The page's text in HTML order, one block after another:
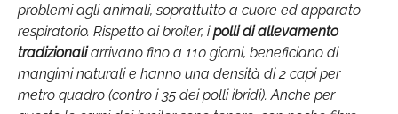
problemi agli animali, soprattutto a cuore ed apparato
respiratorio. Rispetto ai broiler, ipolli di allevamento
tradizionaliarrivano fino a 110 giorni, beneficiano di
mangimi naturali e hanno una densità di 2 capi per
metro quadro (contro i 35 dei polli ibridi). Anche per